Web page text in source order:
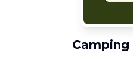
Camping